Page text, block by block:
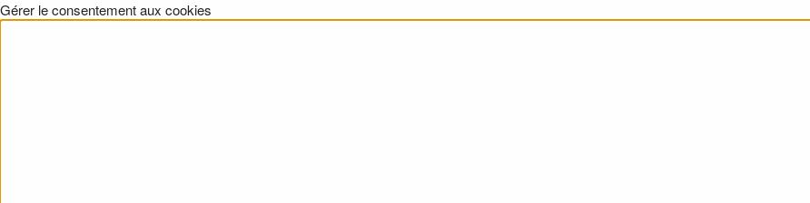
Gérer le consentement aux cookies